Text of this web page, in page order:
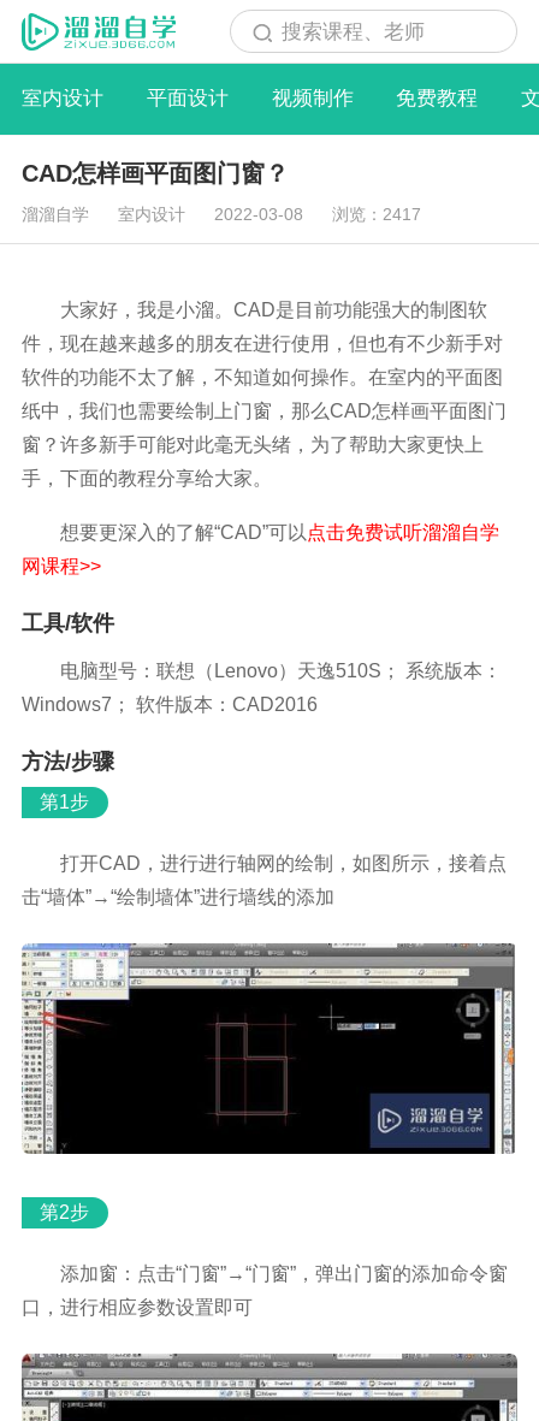
搜索课程、老师
室内设计 平面设计 视频制作 免费教程
CAD怎样画平面图门窗？
溜溜自学 室内设计 2022-03-08 浏览：2417
大家好，我是小溜。CAD是目前功能强大的制图软
件，现在越来越多的朋友在进行使用，但也有不少新手对
软件的功能不太了解，不知道如何操作。在室内的平面图
纸中，我们也需要绘制上门窗，那么CAD怎样画平面图门
窗？许多新手可能对此毫无头绪，为了帮助大家更快上
手，下面的教程分享给大家。
想要更深入的了解“CAD”可以 点击免费试听溜溜自学
网课程>>
工具/软件
电脑型号：联想（Lenovo）天逸510S； 系统版本：
Windows7； 软件版本：CAD2016
方法/步骤
第1步
打开CAD，进行进行轴网的绘制，如图所示，接着点
击“墙体”→“绘制墙体”进行墙线的添加
第2步
添加窗：点击“门窗”→“门窗”，弹出门窗的添加命令窗
口，进行相应参数设置即可